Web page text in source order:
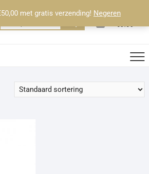
met gratis verzending! Negeren
naar:
0
Totaal
€0.00